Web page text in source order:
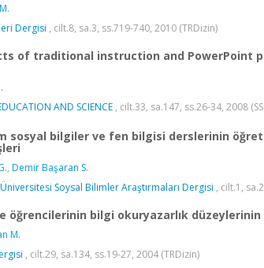
Dergisi , cilt.8, sa.3, ss.719-740, 2010 (TRDizin)
of traditional instruction and PowerPoint
AND SCIENCE , cilt.33, sa.147, ss.26-34, 2008
sosyal bilgiler ve fen bilgisi derslerinin
, Demir Başaran S.
Soysal Bilimler Araştırmaları Dergisi , cilt.1,
öğrencilerinin bilgi okuryazarlık
M.
, cilt.29, sa.134, ss.19-27, 2004 (TRDizin)